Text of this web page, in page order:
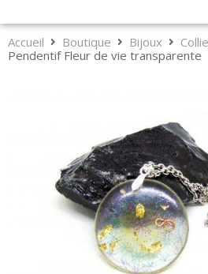
Accueil Boutique Bijoux
Pendentif Fleur de vie transparente